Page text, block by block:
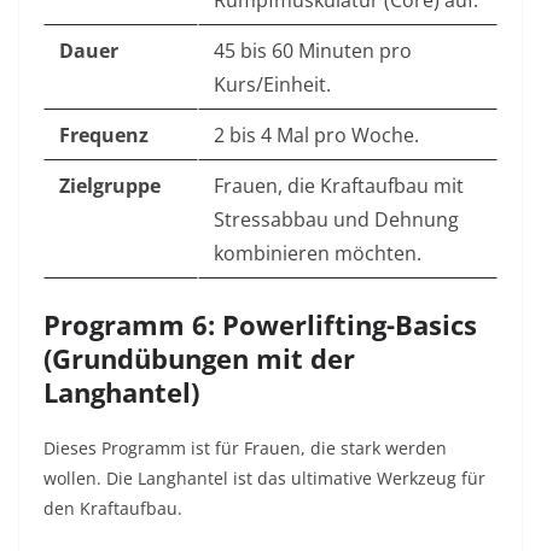
Dauer
45 bis 60 Minuten pro
Kurs/Einheit.
Frequenz
2 bis 4 Mal pro Woche.
Zielgruppe
Frauen, die Kraftaufbau mit
Stressabbau und Dehnung
kombinieren möchten.
Programm 6: Powerlifting-Basics
(Grundübungen mit der
Langhantel)
Dieses Programm ist für Frauen, die stark werden
wollen. Die Langhantel ist das ultimative Werkzeug für
den Kraftaufbau.